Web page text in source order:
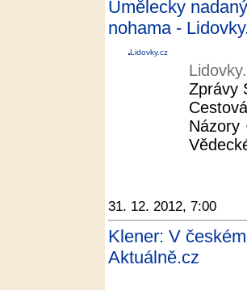
Umělecky
nohama -
Lidovky.cz
Zprávy
Názory
31. 12. 2012, 7:00
Klener: V
Aktuálně.cz